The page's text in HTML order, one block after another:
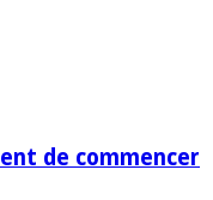
de commencer